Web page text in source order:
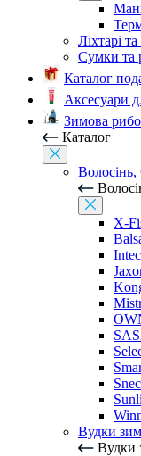
Ліхтарі
Сумки та
Каталог
Аксесуари
Зимова
Каталог
X-
Вудки
Вудки